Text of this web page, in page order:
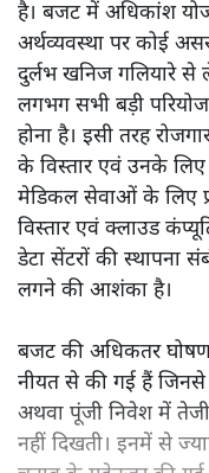
है। बजट में अधिकांश
अर्थव्यवस्था पर कोई
दुर्लभ खनिज गलियारे
लगभग सभी बड़ी
होना है। इसी तरह
के विस्तार एवं उनके लिए
मेडिकल सेवाओं के लिए
विस्तार एवं क्लाउड
डेटा सेंटरों की स्थापना
लगने की आशंका है।
बजट की अधिकतर घोषणा
नीयत से की गई हैं जिनसे
अथवा पूंजी निवेश में
नहीं दिखती। इनमें से